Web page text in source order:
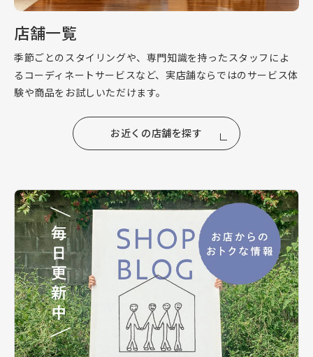
店舗一覧
季節ごとのスタイリングや、専門知識を持ったスタッフによ
るコーディネートサービスなど、実店舗ならではのサービス体
験や商品をお試しいただけます。
お近くの店舗を探す